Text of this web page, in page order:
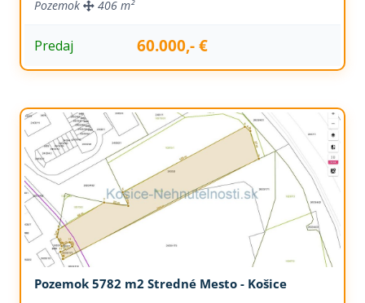
Pozemok
406 m²
Predaj 60.000,- €
Pozemok 5782 m2 Stredné Mesto - Košice